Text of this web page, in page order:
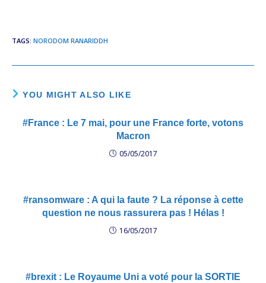
claim King to Hold
King Norodom Sihamoni
Minister Hun Sen and
opposition leader Sam
TAGS: NORODOM RANARIDDH
YOU MIGHT ALSO LIKE
#France : Le 7 mai, pour une France forte, votons
Macron
05/05/2017
#ransomware : A qui la faute ? La réponse à cette
question ne nous rassurera pas ! Hélas !
16/05/2017
#brexit : Le Royaume Uni a voté pour la SORTIE